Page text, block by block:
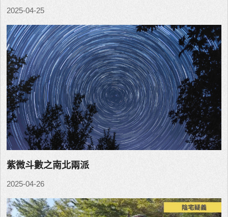
2025-04-25
紫微斗數之南北兩派
2025-04-26